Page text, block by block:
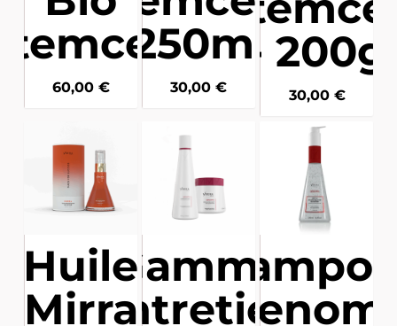
60,00 €
250ml
30,00€
- 200g
30,00 €
Huile
Mirra
Gamme
entretien
-